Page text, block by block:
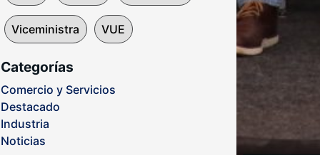
Viceministra VUE
Categorías
Comercio y Servicios
Destacado
Industria
Noticias